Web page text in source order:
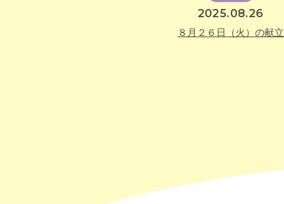
2025.08.26
８月２６日（火）の献立